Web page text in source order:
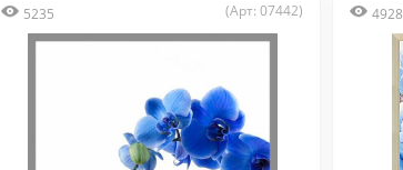
5235 (Арт: 07442) 4928